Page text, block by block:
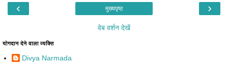
‹ ›
मुख्यपृष्ठ
वेब वर्शन देखें
योगदान देने वाला व्यक्ति
Divya Narmada